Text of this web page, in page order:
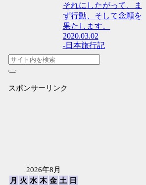
それにしたがって、ま
ず行動、そして念願を
果たします。
2020.03.02
-日本旅行記
スポンサーリンク
2026年8月
月
火 水 木 金 土
日